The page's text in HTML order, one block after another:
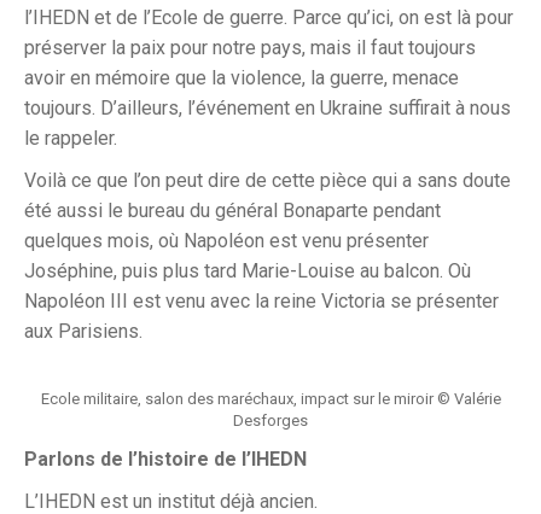
l’IHEDN et de l’Ecole de guerre. Parce qu’ici, on est là pour
préserver la paix pour notre pays, mais il faut toujours
avoir en mémoire que la violence, la guerre, menace
toujours. D’ailleurs, l’événement en Ukraine suffirait à nous
le rappeler.
Voilà ce que l’on peut dire de cette pièce qui a sans doute
été aussi le bureau du général Bonaparte pendant
quelques mois, où Napoléon est venu présenter
Joséphine, puis plus tard Marie-Louise au balcon. Où
Napoléon III est venu avec la reine Victoria se présenter
aux Parisiens.
Ecole militaire, salon des maréchaux, impact sur le miroir © Valérie
Desforges
Parlons de l’histoire de l’IHEDN
L’IHEDN est un institut déjà ancien.